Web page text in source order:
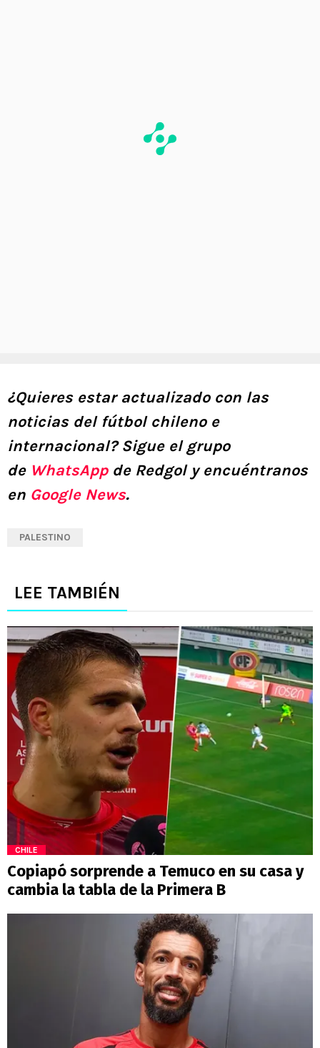
¿Quieres estar actualizado con las
noticias del fútbol chileno e
internacional? Sigue el grupo
de WhatsAppde Redgol y encuéntranos
en Google News.
PALESTINO
LEE TAMBIÉN
CHILE
Copiapó sorprende a Temuco en su casa y
cambia la tabla de la Primera B